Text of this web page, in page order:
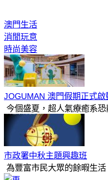
澳門生活
消閒玩意
時尚美容
JOGUMAN 澳門假期正式啟
今個盛夏，超人氣療癒系
市政署中秋主題興趣班
為豐富市民大眾的餘暇生